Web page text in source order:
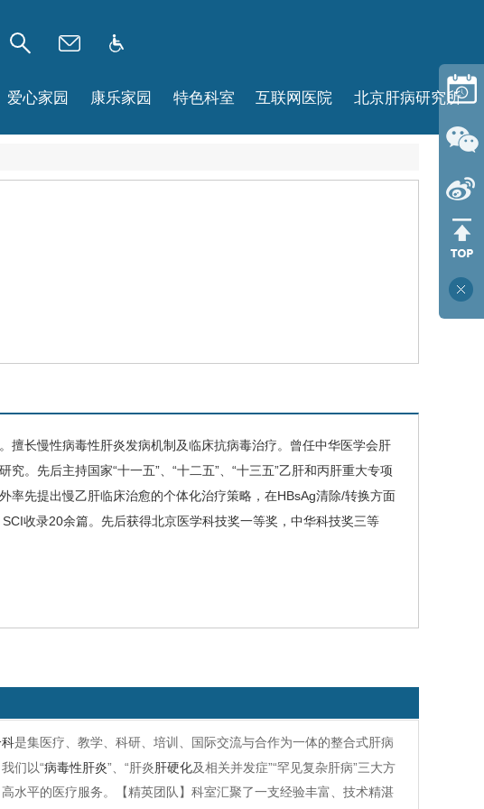
爱心家园 康乐家园 特色科室 互联网医院 北京肝病研究所
擅长慢性病毒性肝炎发病机制及临床抗病毒治疗。 曾任中华医学会肝
究。先后主持国家“十一五”、“十二五”、“十三五”乙肝和丙肝重大专项
率先提出慢乙肝临床治愈的个体化治疗策略，在HBsAg清除/转换方面
SCI收录20余篇。先后获得北京医学科技奖一等奖，中华科技奖三等
是集医疗、教学、科研、培训、国际交流与合作为一体的整合式肝病
们以“病毒性肝炎”、“肝炎肝硬化及相关并发症”“罕见复杂肝病”三大方
水平的医疗服务。【精英团队】科室汇聚了一支经验丰富、技术精湛